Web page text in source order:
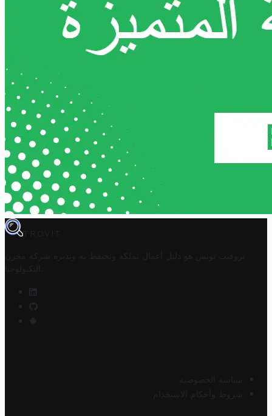
TROVIT
تروفيت تونس هو دليل أعمال تملكه وتحتفظ به وتديره
شركة مخزن
التكنولوجيا
سياسة الخصوصية
شروط وأحكام الاستخدام